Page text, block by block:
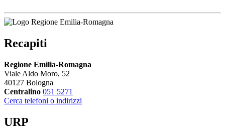
Recapiti
Regione Emilia-Romagna
Viale Aldo Moro, 52
40127 Bologna
Centralino 051 5271
Cerca telefoni o indirizzi
URP